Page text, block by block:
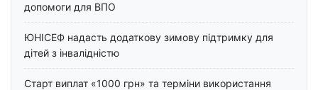
допомоги для ВПО
ЮНІСЕФ надасть додаткову зимову підтримку для
дітей з інвалідністю
Старт виплат «1000 грн» та терміни використання